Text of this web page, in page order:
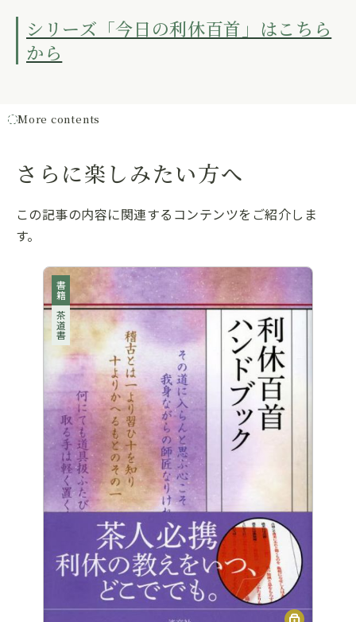
シリーズ「今日の利休百首」はこちら
から
More contents
さらに楽しみたい方へ
この記事の内容に関連するコンテンツをご紹介しま
す。
書籍
茶道書